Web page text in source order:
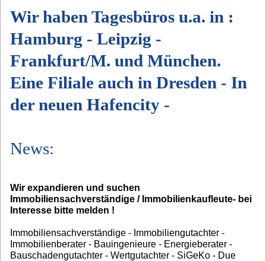
Wir haben Tagesbüros u.a. in :
Hamburg - Leipzig -
Frankfurt/M. und München.
Eine Filiale auch in Dresden - In
der neuen Hafencity -
News:
Wir expandieren und suchen
Immobiliensachverständige / Immobilienkaufleute- bei
Interesse bitte melden !
Immobiliensachverständige - Immobiliengutachter -
Immobilienberater - Bauingenieure - Energieberater -
Bauschadengutachter - Wertgutachter - SiGeKo - Due